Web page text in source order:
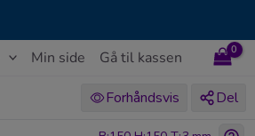
Min side Gå til kassen